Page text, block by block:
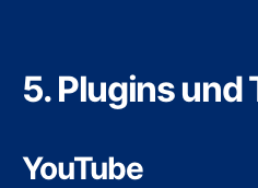
5. Plugins und
YouTube